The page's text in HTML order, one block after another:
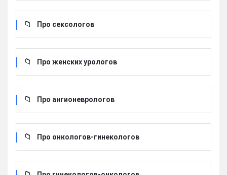
Про сексологов
Про женских урологов
Про ангионеврологов
Про онкологов-гинекологов